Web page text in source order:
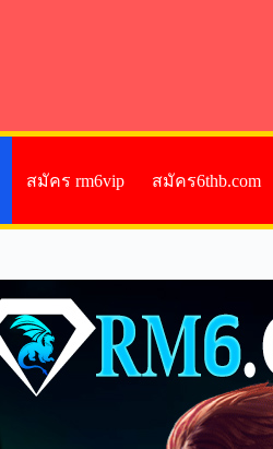
สมัคร rm6vip สมัคร6thb.com